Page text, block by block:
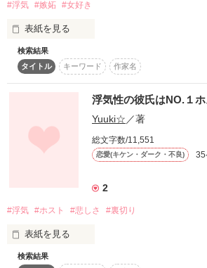
#浮気 #嫉妬 #女好き
表紙を見る
憧れの皆月 麗(ﾐﾅﾂﾞｷﾚｲ)に
だけど、麗は……
検索結果
タイトル
キーワード 作家名
浮気性の彼氏はNO.１ホ
Yuuki☆ ／著
総文字数/11,551
恋愛(キケン・ダーク・不良) 35
2
#浮気 #ホスト #悲しさ #裏切り
表紙を見る
私には彼氏が居る・・
検索結果